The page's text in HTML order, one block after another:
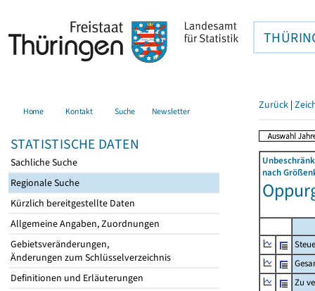
Home Kontakt Suche Newsletter
STATISTISCHE DATEN
Sachliche Suche
Regionale Suche
Kürzlich bereitgestellte Daten
Allgemeine Angaben, Zuordnungen
Gebietsveränderungen,
Änderungen zum Schlüsselverzeichnis
Definitionen und Erläuterungen
Zurück |
nach
Zu